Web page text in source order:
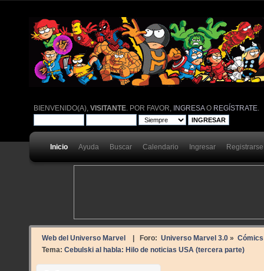
BIENVENIDO(A),VISITANTE . POR FAVOR, INGRESAO REGÍSTRATE
Inicio Ayuda Buscar Calendario Ingresar Registrarse
Web del Universo Marvel | Foro: Universo Marvel 3.0» Cómics
Tema: Cebulski al habla: Hilo de noticias USA (tercera parte)